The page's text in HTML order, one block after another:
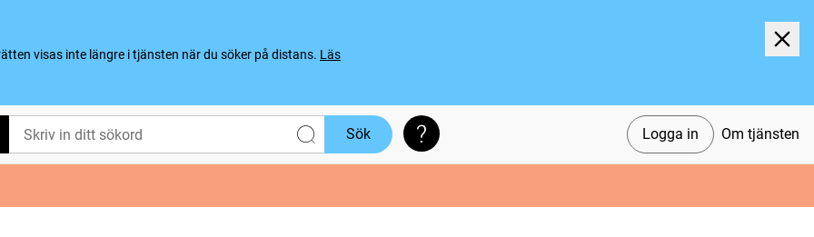
visas inte längre i tjänsten när du söker på distans. Läs
Logga in Om tjänsten
Sök Söktips